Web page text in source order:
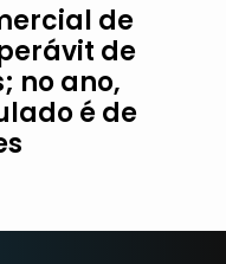
de
de
no ano,
é de